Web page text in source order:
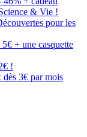
& Vie !
pour les
+ une casquette
!
3€ par mois